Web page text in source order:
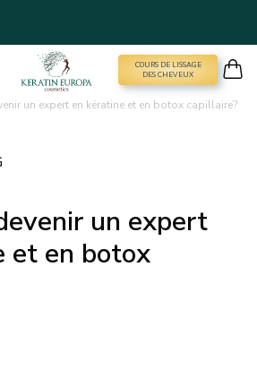
COURS DE LISSAGE
DES CHEVEUX
DES CHEVEUX
un expert en kératine et en botox capillaire?
un expert
et en botox